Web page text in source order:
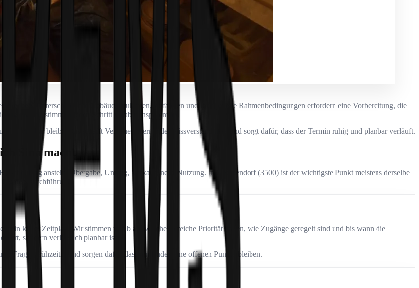
Unterschiedliche Gebäudestrukturen, Zufahrten und individuelle Rahmenbedingungen erfordern eine Vorbereitung, die
und stimmen jeden Schritt vorab transparent ab.
erreichbar bleibt. Das schafft Vertrauen, vermeidet Missverständnisse und sorgt dafür, dass der Termin ruhig und planbar verläuft.
Sinn macht
ansteht: Übergabe, Umzug, Verkauf, neue Nutzung. In Gneixendorf (3500) ist der wichtigste Punkt meistens derselbe
der Durchführung.
ein klarer Zeitplan. Wir stimmen vorab ab, welche Bereiche Priorität haben, wie Zugänge geregelt sind und bis wann die
sondern verlässlich planbar ist.
Fragen frühzeitig und sorgen dafür, dass am Ende keine offenen Punkte bleiben.